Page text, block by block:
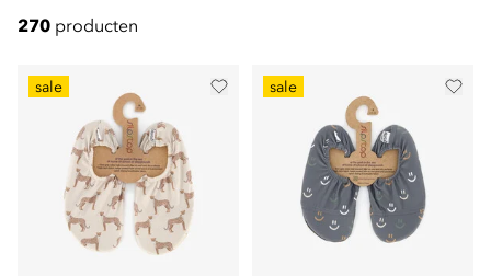
270 producten
sale sale